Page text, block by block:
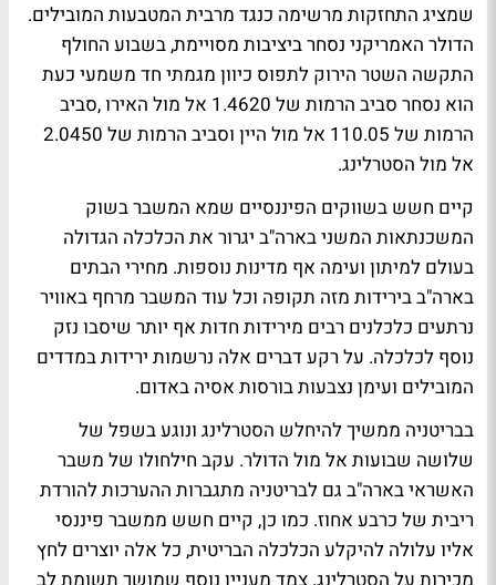
שמציג התחזקות מרשימה כנגד מרבית המטבעות המובילים.
הדולר האמריקני נסחר ביציבות מסויימת, בשבוע החולף
התקשה השטר הירוק לתפוס כיוון מגמתי חד משמעי כעת
הוא נסחר סביב הרמות של 1.4620 אל מול האירו ,סביב
הרמות של 110.05 אל מול היין וסביב הרמות של 2.0450
אל מול הסטרלינג.
קיים חשש בשווקים הפיננסיים שמא המשבר בשוק
המשכנתאות המשני בארה"ב יגרור את הכלכלה הגדולה
בעולם למיתון ועימה אף מדינות נוספות. מחירי הבתים
בארה"ב בירידות מזה תקופה וכל עוד המשבר מרחף באוויר
נרתעים כלכלנים רבים מירידות חדות אף יותר שיסבו נזק
נוסף לכלכלה. על רקע דברים אלה נרשמות ירידות במדדים
המובילים ועימן נצבעות בורסות אסיה באדום.
בבריטניה ממשיך להיחלש הסטרלינג ונוגע בשפל של
שלושה שבועות אל מול הדולר. עקב חילחולו של משבר
האשראי בארה"ב גם לבריטניה מתגברות ההערכות להורדת
ריבית של כרבע אחוז. כמו כן, קיים חשש ממשבר פיננסי
אליו עלולה להיקלע הכלכלה הבריטית, כל אלה יוצרים לחץ